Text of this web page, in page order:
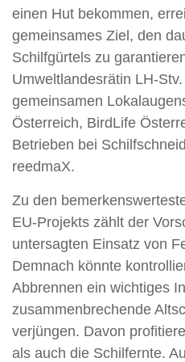
einen Hut bekommen,
gemeinsames Ziel, den
Schilfgürtels zu
Umweltlandesrätin LH-
gemeinsamen
Österreich, BirdLife
Betrieben bei
reedmaX.
Zu den
EU-Projekts zählt der
untersagten Einsatz von
Demnach könnte
Abbrennen ein wichtiges
zusammenbrechende
verjüngen. Davon
als auch die Schilfernte.